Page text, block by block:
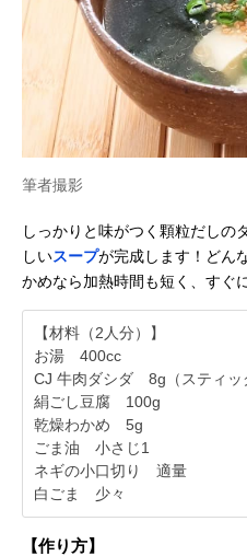
筆者撮影
しっかりと味がつく顆粒だしの
しいスープが完成します！どん
かめなら加熱時間も短く、すぐ
【材料（2人分）】
お湯 400cc
CJ 牛肉ダシダ 8g（スティッ
絹ごし豆腐 100g
乾燥わかめ 5g
ごま油 小さじ1
ネギの小口切り 適量
白ごま 少々
【作り方】